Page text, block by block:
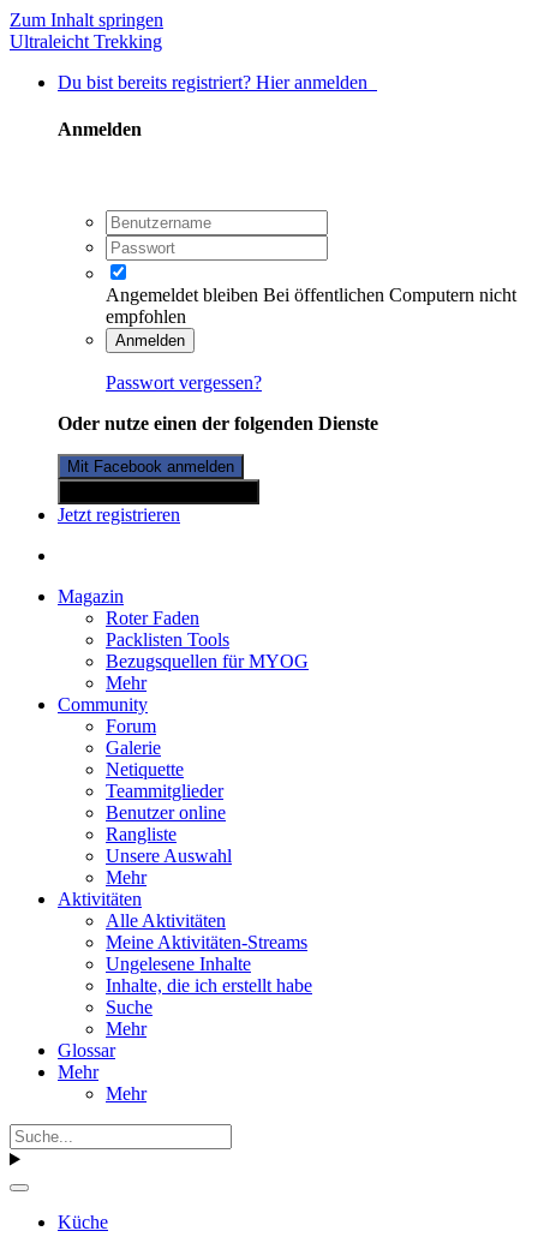
Zum Inhalt springen
Ultraleicht Trekking
Du bist bereits registriert? Hier anmelden
Anmelden
Angemeldet bleiben Bei öffentlichen Computern nicht
empfohlen
Anmelden
Passwort vergessen?
Oder nutze einen der folgenden Dienste
Mit Facebook anmelden
Jetzt registrieren
Magazin
Roter Faden
Packlisten Tools
Bezugsquellen für MYOG
Mehr
Community
Forum
Galerie
Netiquette
Teammitglieder
Benutzer online
Rangliste
Unsere Auswahl
Mehr
Aktivitäten
Alle Aktivitäten
Meine Aktivitäten-Streams
Ungelesene Inhalte
Inhalte, die ich erstellt habe
Suche
Mehr
Glossar
Mehr
Mehr
Küche